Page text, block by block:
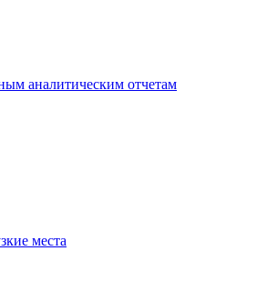
аналитическим отчетам
места